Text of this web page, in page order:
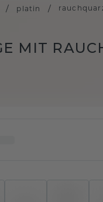
/ platin /
MIT